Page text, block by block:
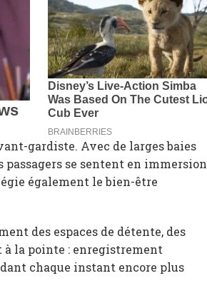
gardiste. Avec de larges baies
se sentent en immersion
également le bien-être
des espaces de détente, des
à la pointe : enregistrement
chaque instant encore plus